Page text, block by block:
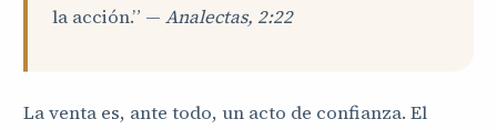
la acción.” —Analectas, 2:22
La venta es, ante todo, un acto de confianza. El